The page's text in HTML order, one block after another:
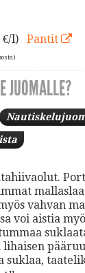
€/l) Pantit
JUOMALLE?
vahvan
voi aistia
suklaa,